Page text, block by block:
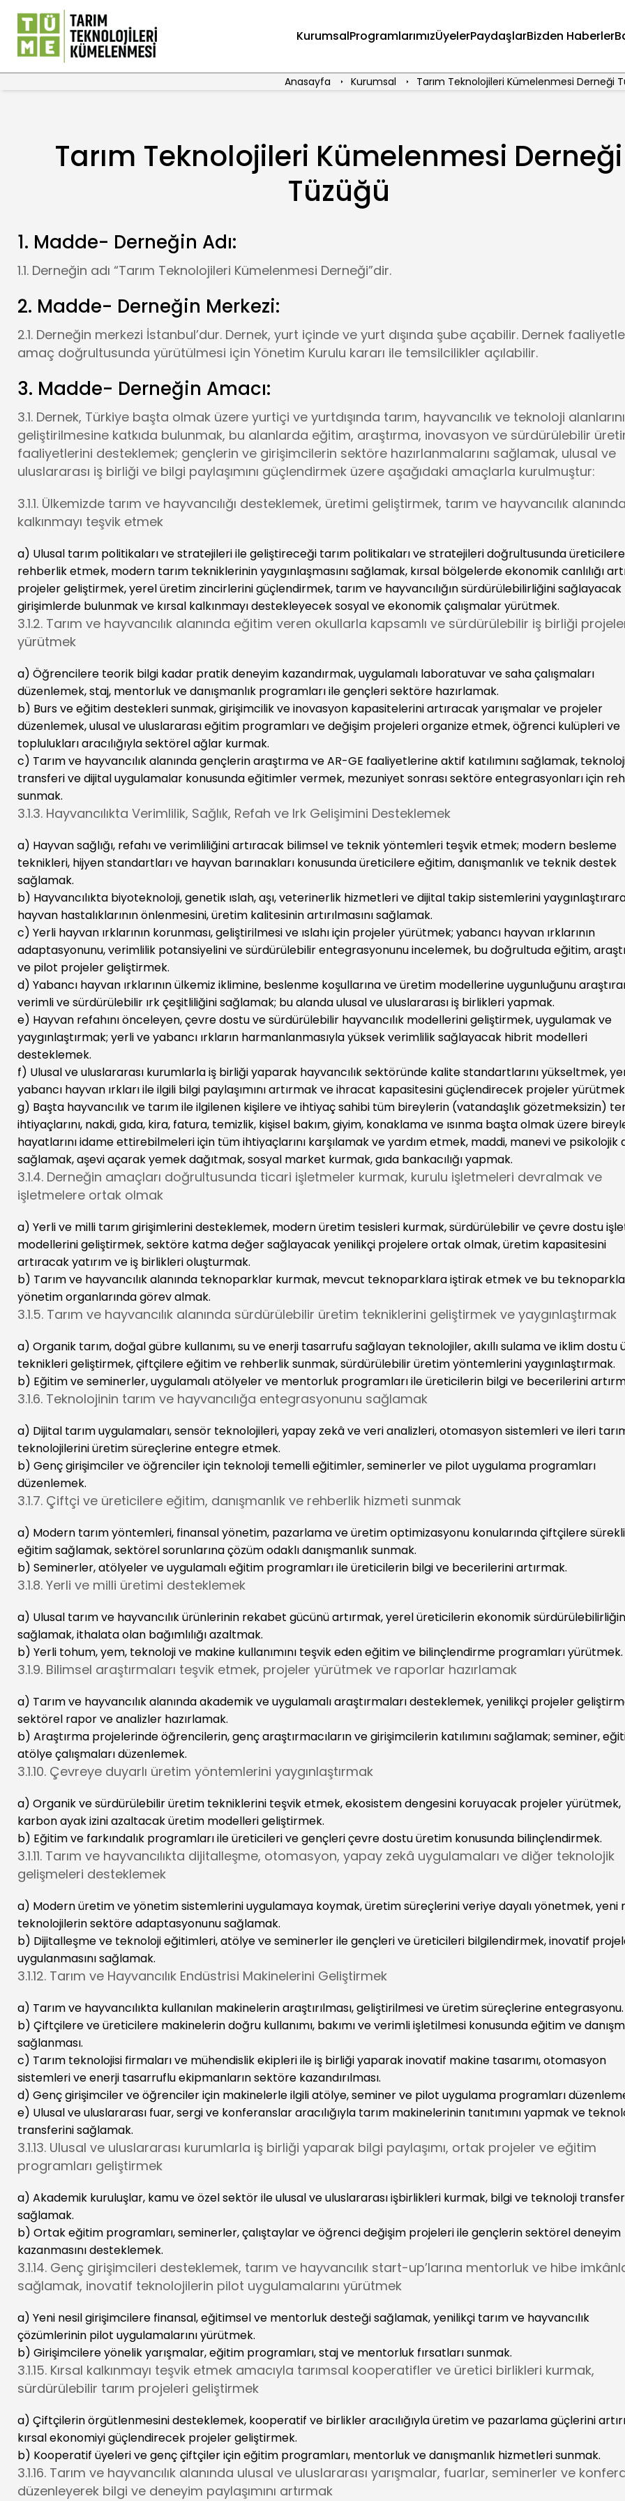
KurumsalProgramlarımızÜyelerPaydaşlarBizden Haberler
Anasayfa Kurumsal Tarım Teknolojileri Kümelenmesi Derneği
Tarım Teknolojileri Kümelenmesi Derneği
Tüzüğü
1. Madde- Derneğin Adı:
1.1. Derneğin adı “Tarım Teknolojileri Kümelenmesi Derneği”dir.
2. Madde- Derneğin Merkezi:
2.1. Derneğin merkezi İstanbul’dur. Dernek, yurt içinde ve yurt dışında şube açabilir. Dernek
amaç doğrultusunda yürütülmesi için Yönetim Kurulu kararı ile temsilcilikler açılabilir.
3. Madde- Derneğin Amacı:
3.1. Dernek, Türkiye başta olmak üzere yurtiçi ve yurtdışında tarım, hayvancılık ve teknoloji
geliştirilmesine katkıda bulunmak, bu alanlarda eğitim, araştırma, inovasyon ve sürdürülebilir
faaliyetlerini desteklemek; gençlerin ve girişimcilerin sektöre hazırlanmalarını sağlamak, ulusal ve
uluslararası iş birliği ve bilgi paylaşımını güçlendirmek üzere aşağıdaki amaçlarla kurulmuştur:
3.1.1. Ülkemizde tarım ve hayvancılığı desteklemek, üretimi geliştirmek, tarım ve hayvancılık alanında
kalkınmayı teşvik etmek
a) Ulusal tarım politikaları ve stratejileri ile geliştireceği tarım politikaları ve stratejileri doğrultusunda üreticilere
rehberlik etmek, modern tarım tekniklerinin yaygınlaşmasını sağlamak, kırsal bölgelerde ekonomik canlılığı
projeler geliştirmek, yerel üretim zincirlerini güçlendirmek, tarım ve hayvancılığın sürdürülebilirliğini sağlayacak
girişimlerde bulunmak ve kırsal kalkınmayı destekleyecek sosyal ve ekonomik çalışmalar yürütmek.
3.1.2. Tarım ve hayvancılık alanında eğitim veren okullarla kapsamlı ve sürdürülebilir iş birliği
yürütmek
a) Öğrencilere teorik bilgi kadar pratik deneyim kazandırmak, uygulamalı laboratuvar ve saha çalışmaları
düzenlemek, staj, mentorluk ve danışmanlık programları ile gençleri sektöre hazırlamak.
b) Burs ve eğitim destekleri sunmak, girişimcilik ve inovasyon kapasitelerini artıracak yarışmalar ve projeler
düzenlemek, ulusal ve uluslararası eğitim programları ve değişim projeleri organize etmek, öğrenci kulüpleri ve
toplulukları aracılığıyla sektörel ağlar kurmak.
c) Tarım ve hayvancılık alanında gençlerin araştırma ve AR-GE faaliyetlerine aktif katılımını sağlamak,
transferi ve dijital uygulamalar konusunda eğitimler vermek, mezuniyet sonrası sektöre entegrasyonları için
sunmak.
3.1.3. Hayvancılıkta Verimlilik, Sağlık, Refah ve Irk Gelişimini Desteklemek
a) Hayvan sağlığı, refahı ve verimliliğini artıracak bilimsel ve teknik yöntemleri teşvik etmek; modern besleme
teknikleri, hijyen standartları ve hayvan barınakları konusunda üreticilere eğitim, danışmanlık ve teknik destek
sağlamak.
b) Hayvancılıkta biyoteknoloji, genetik ıslah, aşı, veterinerlik hizmetleri ve dijital takip sistemlerini
hayvan hastalıklarının önlenmesini, üretim kalitesinin artırılmasını sağlamak.
c) Yerli hayvan ırklarının korunması, geliştirilmesi ve ıslahı için projeler yürütmek; yabancı hayvan ırklarının
adaptasyonunu, verimlilik potansiyelini ve sürdürülebilir entegrasyonunu incelemek, bu doğrultuda eğitim,
ve pilot projeler geliştirmek.
d) Yabancı hayvan ırklarının ülkemiz iklimine, beslenme koşullarına ve üretim modellerine uygunluğunu
verimli ve sürdürülebilir ırk çeşitliliğini sağlamak; bu alanda ulusal ve uluslararası iş birlikleri yapmak.
e) Hayvan refahını önceleyen, çevre dostu ve sürdürülebilir hayvancılık modellerini geliştirmek, uygulamak ve
yaygınlaştırmak; yerli ve yabancı ırkların harmanlanmasıyla yüksek verimlilik sağlayacak hibrit modelleri
desteklemek.
f) Ulusal ve uluslararası kurumlarla iş birliği yaparak hayvancılık sektöründe kalite standartlarını yükseltmek,
yabancı hayvan ırkları ile ilgili bilgi paylaşımını artırmak ve ihracat kapasitesini güçlendirecek projeler
g) Başta hayvancılık ve tarım ile ilgilenen kişilere ve ihtiyaç sahibi tüm bireylerin (vatandaşlık gözetmeksizin)
ihtiyaçlarını, nakdi, gıda, kira, fatura, temizlik, kişisel bakım, giyim, konaklama ve ısınma başta olmak üzere
hayatlarını idame ettirebilmeleri için tüm ihtiyaçlarını karşılamak ve yardım etmek, maddi, manevi ve psikolojik
sağlamak, aşevi açarak yemek dağıtmak, sosyal market kurmak, gıda bankacılığı yapmak.
3.1.4. Derneğin amaçları doğrultusunda ticari işletmeler kurmak, kurulu işletmeleri devralmak ve
işletmelere ortak olmak
a) Yerli ve milli tarım girişimlerini desteklemek, modern üretim tesisleri kurmak, sürdürülebilir ve çevre dostu
modellerini geliştirmek, sektöre katma değer sağlayacak yenilikçi projelere ortak olmak, üretim kapasitesini
artıracak yatırım ve iş birlikleri oluşturmak.
b) Tarım ve hayvancılık alanında teknoparklar kurmak, mevcut teknoparklara iştirak etmek ve bu
yönetim organlarında görev almak.
3.1.5. Tarım ve hayvancılık alanında sürdürülebilir üretim tekniklerini geliştirmek ve yaygınlaştırmak
a) Organik tarım, doğal gübre kullanımı, su ve enerji tasarrufu sağlayan teknolojiler, akıllı sulama ve iklim dostu
teknikleri geliştirmek, çiftçilere eğitim ve rehberlik sunmak, sürdürülebilir üretim yöntemlerini yaygınlaştırmak.
b) Eğitim ve seminerler, uygulamalı atölyeler ve mentorluk programları ile üreticilerin bilgi ve becerilerini
3.1.6. Teknolojinin tarım ve hayvancılığa entegrasyonunu sağlamak
a) Dijital tarım uygulamaları, sensör teknolojileri, yapay zekâ ve veri analizleri, otomasyon sistemleri ve ileri
teknolojilerini üretim süreçlerine entegre etmek.
b) Genç girişimciler ve öğrenciler için teknoloji temelli eğitimler, seminerler ve pilot uygulama programları
düzenlemek.
3.1.7. Çiftçi ve üreticilere eğitim, danışmanlık ve rehberlik hizmeti sunmak
a) Modern tarım yöntemleri, finansal yönetim, pazarlama ve üretim optimizasyonu konularında çiftçilere sürekli
eğitim sağlamak, sektörel sorunlarına çözüm odaklı danışmanlık sunmak.
b) Seminerler, atölyeler ve uygulamalı eğitim programları ile üreticilerin bilgi ve becerilerini artırmak.
3.1.8. Yerli ve milli üretimi desteklemek
a) Ulusal tarım ve hayvancılık ürünlerinin rekabet gücünü artırmak, yerel üreticilerin ekonomik
sağlamak, ithalata olan bağımlılığı azaltmak.
b) Yerli tohum, yem, teknoloji ve makine kullanımını teşvik eden eğitim ve bilinçlendirme programları yürütmek.
3.1.9. Bilimsel araştırmaları teşvik etmek, projeler yürütmek ve raporlar hazırlamak
a) Tarım ve hayvancılık alanında akademik ve uygulamalı araştırmaları desteklemek, yenilikçi projeler
sektörel rapor ve analizler hazırlamak.
b) Araştırma projelerinde öğrencilerin, genç araştırmacıların ve girişimcilerin katılımını sağlamak; seminer,
atölye çalışmaları düzenlemek.
3.1.10. Çevreye duyarlı üretim yöntemlerini yaygınlaştırmak
a) Organik ve sürdürülebilir üretim tekniklerini teşvik etmek, ekosistem dengesini koruyacak projeler yürütmek,
karbon ayak izini azaltacak üretim modelleri geliştirmek.
b) Eğitim ve farkındalık programları ile üreticileri ve gençleri çevre dostu üretim konusunda bilinçlendirmek.
3.1.11. Tarım ve hayvancılıkta dijitalleşme, otomasyon, yapay zekâ uygulamaları ve diğer teknolojik
gelişmeleri desteklemek
a) Modern üretim ve yönetim sistemlerini uygulamaya koymak, üretim süreçlerini veriye dayalı yönetmek, yeni
teknolojilerin sektöre adaptasyonunu sağlamak.
b) Dijitalleşme ve teknoloji eğitimleri, atölye ve seminerler ile gençleri ve üreticileri bilgilendirmek, inovatif
uygulanmasını sağlamak.
3.1.12. Tarım ve Hayvancılık Endüstrisi Makinelerini Geliştirmek
a) Tarım ve hayvancılıkta kullanılan makinelerin araştırılması, geliştirilmesi ve üretim süreçlerine entegrasyonu.
b) Çiftçilere ve üreticilere makinelerin doğru kullanımı, bakımı ve verimli işletilmesi konusunda eğitim ve
sağlanması.
c) Tarım teknolojisi firmaları ve mühendislik ekipleri ile iş birliği yaparak inovatif makine tasarımı, otomasyon
sistemleri ve enerji tasarruflu ekipmanların sektöre kazandırılması.
d) Genç girişimciler ve öğrenciler için makinelerle ilgili atölye, seminer ve pilot uygulama programları
e) Ulusal ve uluslararası fuar, sergi ve konferanslar aracılığıyla tarım makinelerinin tanıtımını yapmak ve
transferini sağlamak.
3.1.13. Ulusal ve uluslararası kurumlarla iş birliği yaparak bilgi paylaşımı, ortak projeler ve eğitim
programları geliştirmek
a) Akademik kuruluşlar, kamu ve özel sektör ile ulusal ve uluslararası işbirlikleri kurmak, bilgi ve teknoloji
sağlamak.
b) Ortak eğitim programları, seminerler, çalıştaylar ve öğrenci değişim projeleri ile gençlerin sektörel deneyim
kazanmasını desteklemek.
3.1.14. Genç girişimcileri desteklemek, tarım ve hayvancılık start-up’larına mentorluk ve hibe
sağlamak, inovatif teknolojilerin pilot uygulamalarını yürütmek
a) Yeni nesil girişimcilere finansal, eğitimsel ve mentorluk desteği sağlamak, yenilikçi tarım ve hayvancılık
çözümlerinin pilot uygulamalarını yürütmek.
b) Girişimcilere yönelik yarışmalar, eğitim programları, staj ve mentorluk fırsatları sunmak.
3.1.15. Kırsal kalkınmayı teşvik etmek amacıyla tarımsal kooperatifler ve üretici birlikleri kurmak,
sürdürülebilir tarım projeleri geliştirmek
a) Çiftçilerin örgütlenmesini desteklemek, kooperatif ve birlikler aracılığıyla üretim ve pazarlama güçlerini
kırsal ekonomiyi güçlendirecek projeler geliştirmek.
b) Kooperatif üyeleri ve genç çiftçiler için eğitim programları, mentorluk ve danışmanlık hizmetleri sunmak.
3.1.16. Tarım ve hayvancılık alanında ulusal ve uluslararası yarışmalar, fuarlar, seminerler ve
düzenleyerek bilgi ve deneyim paylaşımını artırmak